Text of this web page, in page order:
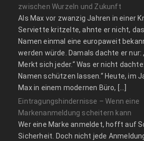
zwischen Wurzeln und Zukunft
Als Max vor zwanzig Jahren in einer
Serviette kritzelte, ahnte er nicht,
Namen einmal eine europaweit
werden würde. Damals dachte er nur:
Merkt sich jeder.“ Was er nicht
Namen schützen lassen.“ Heute, im
Max in einem modernen Büro, […]
Eintragungshindernisse – Wenn eine
Markenanmeldung scheitern kann
Wer eine Marke anmeldet, hofft auf
Sicherheit. Doch nicht jede